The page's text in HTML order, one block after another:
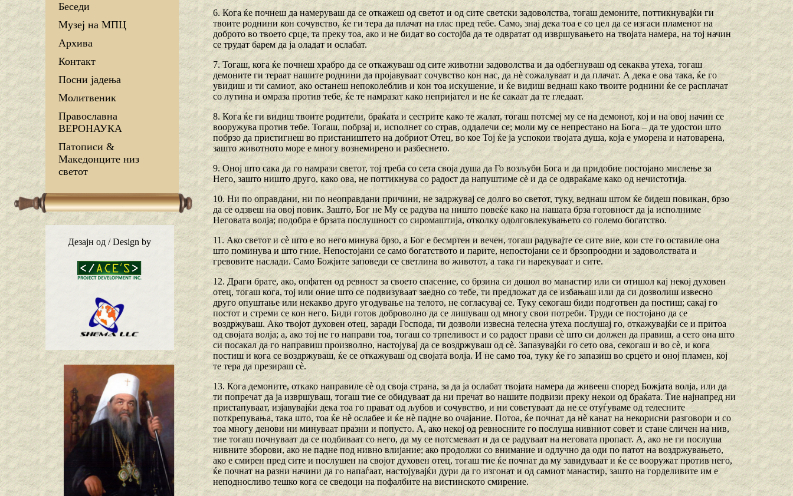
Беседи
Музеј на МПЦ
Архива
Контакт
Посни јадења
Молитвеник
Православна
ВЕРОНАУКА
Патописи &
Македонците низ
светот
Дезајн од / Design by
6. Кога ќе почнеш да намеруваш да се откажеш од светот и од сите светски задоволства, тогаш демоните, поттикнувајќи ги
твоите роднини кон сочувство, ќе ги тера да плачат на глас пред тебе. Само, знај дека тоа е со цел да се изгаси пламенот на
доброто во твоето срце, та преку тоа, ако и не бидат во состојба да те одвратат од извршувањето на твојата намера, на тој начин
се трудат барем да ја оладат и ослабат.
7. Тогаш, кога ќе почнеш храбро да се откажуваш од сите животни задоволства и да одбегнуваш од секаква утеха, тогаш
демоните ги тераат нашите роднини да пројавуваат сочувство кон нас, да нѐ сожалуваат и да плачат. А дека е ова така, ќе го
увидиш и ти самиот, ако останеш непоколеблив и кон тоа искушение, и ќе видиш веднаш како твоите роднини ќе се расплачат
со лутина и омраза против тебе, ќе те намразат како непријател и не ќе сакаат да те гледаат.
8. Кога ќе ги видиш твоите родители, браќата и сестрите како те жалат, тогаш потсмеј му се на демонот, кој и на овој начин се
вооружува против тебе. Тогаш, побрзај и, исполнет со страв, оддалечи се; моли му се непрестано на Бога – да те удостои што
побрзо да пристигнеш во пристаништето на добриот Отец, во кое Тој ќе ја успокои твојата душа, која е уморена и натоварена,
зашто животното море е многу вознемирено и разбеснето.
9. Оној што сака да го намрази светот, тој треба со сета своја душа да Го возљуби Бога и да придобие постојано мислење за
Него, зашто ништо друго, како ова, не поттикнува со радост да напуштиме сѐ и да се одвраќаме како од нечистотија.
10. Ни по оправдани, ни по неоправдани причини, не задржувај се долго во светот, туку, веднаш штом ќе бидеш повикан, брзо
да се одзвеш на овој повик. Зашто, Бог не Му се радува на ништо повеќе како на нашата брза готовност да ја исполниме
Неговата волја; подобра е брзата послушност со сиромаштија, отколку одолговлекувањето со големо богатство.
11. Ако светот и сѐ што е во него минува брзо, а Бог е бесмртен и вечен, тогаш радувајте се сите вие, кои сте го оставиле она
што поминува и што гние. Непостојани се само богатството и парите, непостојани се и брзопроодни и задоволствата и
гревовите наслади. Само Божјите заповеди се светлина во животот, а така ги нарекуваат и сите.
12. Драги брате, ако, опфатен од ревност за своето спасение, со брзина си дошол во манастир или си отишол кај некој духовен
отец, тогаш кога, тој или оние што се подвизуваат заедно со тебе, ти предложат да се избањаш или да си дозволиш извесно
друго опуштање или некакво друго угодување на телото, не согласувај се. Туку секогаш биди подготвен да постиш; сакај го
постот и стреми се кон него. Биди готов доброволно да се лишуваш од многу свои потреби. Труди се постојано да се
воздржуваш. Ако твојот духовен отец, заради Господа, ти дозволи извесна телесна утеха послушај го, откажувајќи се и притоа
од својата волја; а, ако тој не го направи тоа, тогаш со трпеливост и со радост прави сѐ што си должен да правиш, а сето она што
си посакал да го направиш произволно, настојувај да се воздржуваш од сѐ. Запазувајќи го сето ова, секогаш и во сѐ, и кога
постиш и кога се воздржуваш, ќе се откажуваш од својата волја. И не само тоа, туку ќе го запазиш во срцето и оној пламен, кој
те тера да презираш сѐ.
13. Кога демоните, откако направиле сѐ од своја страна, за да ја ослабат твојата намера да живееш според Божјата волја, или да
ти попречат да ја извршуваш, тогаш тие се обидуваат да ни пречат во нашите подвизи преку некои од браќата. Тие најнапред ни
пристапуваат, изјавувајќи дека тоа го прават од љубов и сочувство, и ни советуваат да не се отуѓуваме од телесните
поткрепувања, така што, тоа ќе нѐ ослабее и ќе нѐ падне во очајание. Потоа, ќе почнат да нѐ канат на некорисни разговори и со
тоа многу денови ни минуваат празни и попусто. А, ако некој од ревносните го послуша нивниот совет и стане сличен на нив,
тие тогаш почнуваат да се подбиваат со него, да му се потсмеваат и да се радуваат на неговата пропаст. А, ако не ги послуша
нивните зборови, ако не падне под нивно влијание; ако продолжи со внимание и одлучно да оди по патот на воздржувањето,
ако е смирен пред сите и послушен на својот духовен отец, тогаш тие ќе почнат да му завидуваат и ќе се вооружат против него,
ќе почнат на разни начини да го напаѓаат, настојувајќи дури да го изгонат и од самиот манастир, зашто на горделивите им е
неподносливо тешко кога се сведоци на пофалбите на вистинското смирение.